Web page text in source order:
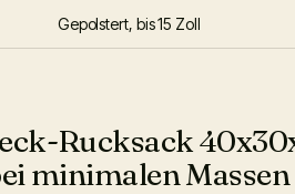
Gepolstert, bis 15 Zoll
Rucksack
minimalen Massen